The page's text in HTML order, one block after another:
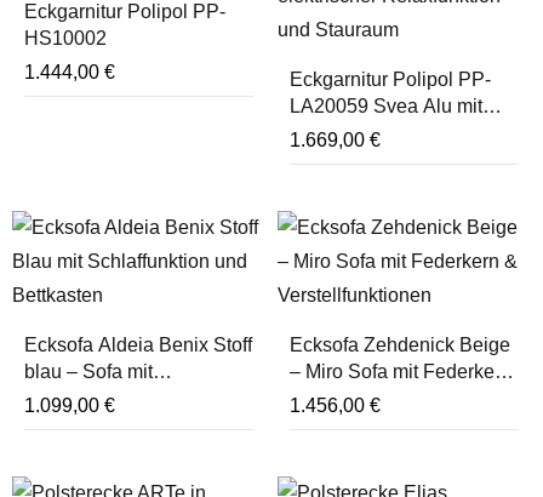
Eckgarnitur Polipol PP-
HS10002
1.444,00 €
Eckgarnitur Polipol PP-
LA20059 Svea Alu mit
Relaxfunktion
1.669,00 €
Ecksofa Aldeia Benix Stoff
blau – Sofa mit
Schlaffunktion
1.099,00 €
Ecksofa Zehdenick Beige
– Miro Sofa mit Federkern
& Verstellfunktionen
1.456,00 €